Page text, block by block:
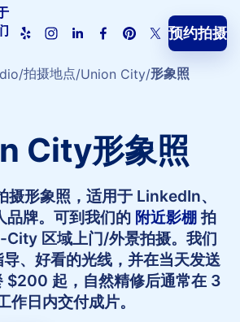
预约拍摄
拍摄地点 Union City 形象照
City形象照
形象照，适用于 LinkedIn、
品牌。可到我们的 附近影棚拍
City 区域上门/外景拍摄。我们
、好看的光线，并在当天发送
$200 起，自然精修后通常在 3
作日内交付成片。